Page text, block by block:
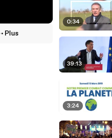
Plus
0:34
39:13
3:24